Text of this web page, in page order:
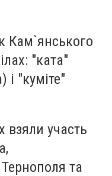
Кам`янського
"ката"
і "куміте"
взяли участь
та